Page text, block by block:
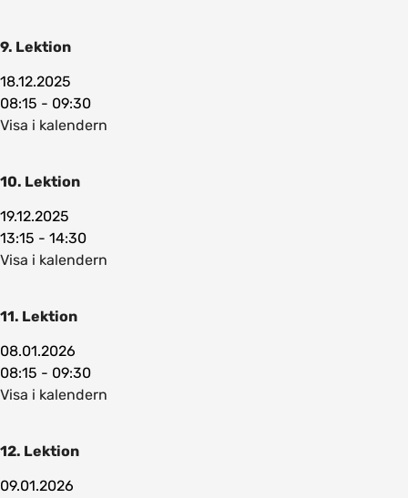
9. Lektion
18.12.2025
08:15 - 09:30
Visa i kalendern
10. Lektion
19.12.2025
13:15 - 14:30
Visa i kalendern
11. Lektion
08.01.2026
08:15 - 09:30
Visa i kalendern
12. Lektion
09.01.2026